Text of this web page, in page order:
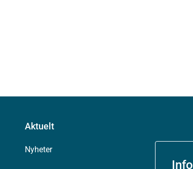
Aktuelt
Nyheter